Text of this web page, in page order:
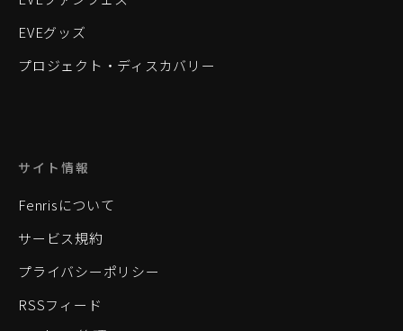
EVEグッズ
プロジェクト・ディスカバリー
サイト情報
Fenrisについて
サービス規約
プライバシーポリシー
RSSフィード